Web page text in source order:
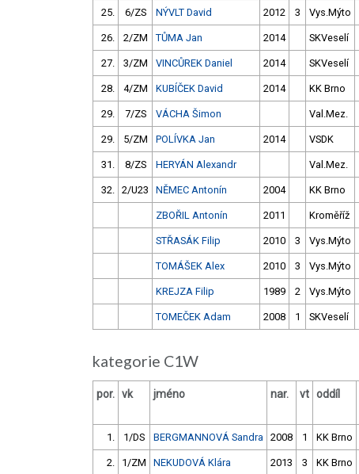
25. 6/ZS NÝVLT David 2012 3 Vys.Mýto
26. 2/ZM TŮMA Jan 2014 SKVeselí
27. 3/ZM VINCŮREK Daniel 2014 SKVeselí
28. 4/ZM KUBÍČEK David 2014 KK Brno
29. 7/ZS VÁCHA Šimon Val.Mez.
29. 5/ZM POLÍVKA Jan 2014 VSDK
31. 8/ZS HERYÁN Alexandr Val.Mez.
32. 2/U23 NĚMEC Antonín 2004 KK Brno
ZBOŘIL Antonín 2011 Kroměříž
STŘASÁK Filip 2010 3 Vys.Mýto
TOMÁŠEK Alex 2010 3 Vys.Mýto
KREJZA Filip 1989 2 Vys.Mýto
TOMEČEK Adam 2008 1 SKVeselí
kategorie C1W
por. vk jméno nar. vt oddíl
1. 1/DS BERGMANNOVÁ Sandra 2008 1 KK Brno
2. 1/ZM NEKUDOVÁ Klára 2013 3 KK Brno